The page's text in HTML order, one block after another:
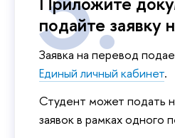
подайте заявку
Заявка на перевод
Единый личный кабинет.
Студент может подать
заявок в рамках одного